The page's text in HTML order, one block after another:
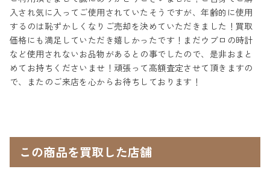
入され気に入ってご使用されていたそうですが、年齢的に使用
するのは恥ずかしくなりご売却を決めていただきました！買取
価格にも満足していただき嬉しかったです！まだウブロの時計
など使用されないお品物があるとの事でしたので、是非おまと
めてお持ちくださいませ！頑張って高額査定させて頂きますの
で、またのご来店を心からお待ちしております！
この商品を買取した店舗